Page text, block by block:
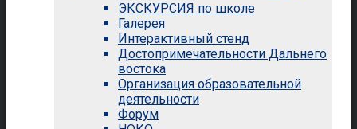
ЭКСКУРСИЯ по школе
Галерея
Интерактивный стенд
Достопримечательности Дальнего
востока
Организация образовательной
деятельности
Форум